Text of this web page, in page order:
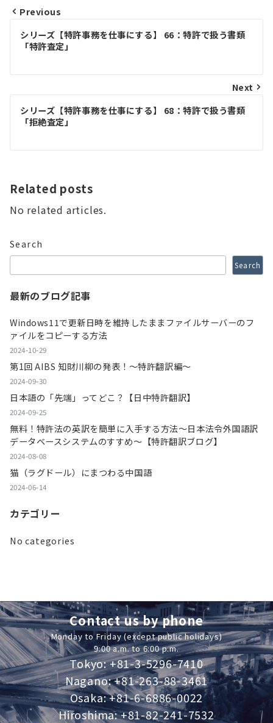
Post
navigation
Previous
シリーズ【特許事務を仕事にする】 66：特許で扱う書類
「特許査定」
Next
シリーズ【特許事務を仕事にする】 68：特許で扱う書類
「拒絶査定」
Related posts
No related articles.
Search
Search
最新のブログ記事
Windows11で更新日時を維持したままファイルサーバーのフ
ァイルをコピーする方法
2024-10-29
第1回 AIBS 知財川柳の発表！～特許翻訳編～
2024-09-30
日本語の「先端」ってどこ？【日中特許翻訳】
2024-09-25
無料！特許法の英訳を簡単に入手する方法～日本法令外国語訳
データベースシステムのすすめ～【特許翻訳ブログ】
2024-08-08
猫（ラグドール）にまつわる中国語
2024-06-14
カテゴリー
No categories
Contact us by phone
Monday to Friday (except public holidays)
9:00 a.m. to 6:00 p.m.
Tokyo: +81-3-5296-7410
Nagano: +81-263-88-3461
Osaka: +81-6-6886-0022
Hiroshima: +81-82-241-7532